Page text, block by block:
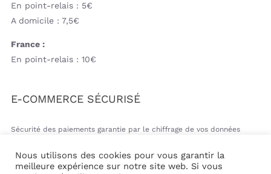
En point-relais : 5€
A domicile : 7,5€
France :
En point-relais : 10€
E-COMMERCE SÉCURISÉ
Sécurité des paiements garantie par le chiffrage de vos données
Nous utilisons des cookies pour vous garantir la
meilleure expérience sur notre site web. Si vous